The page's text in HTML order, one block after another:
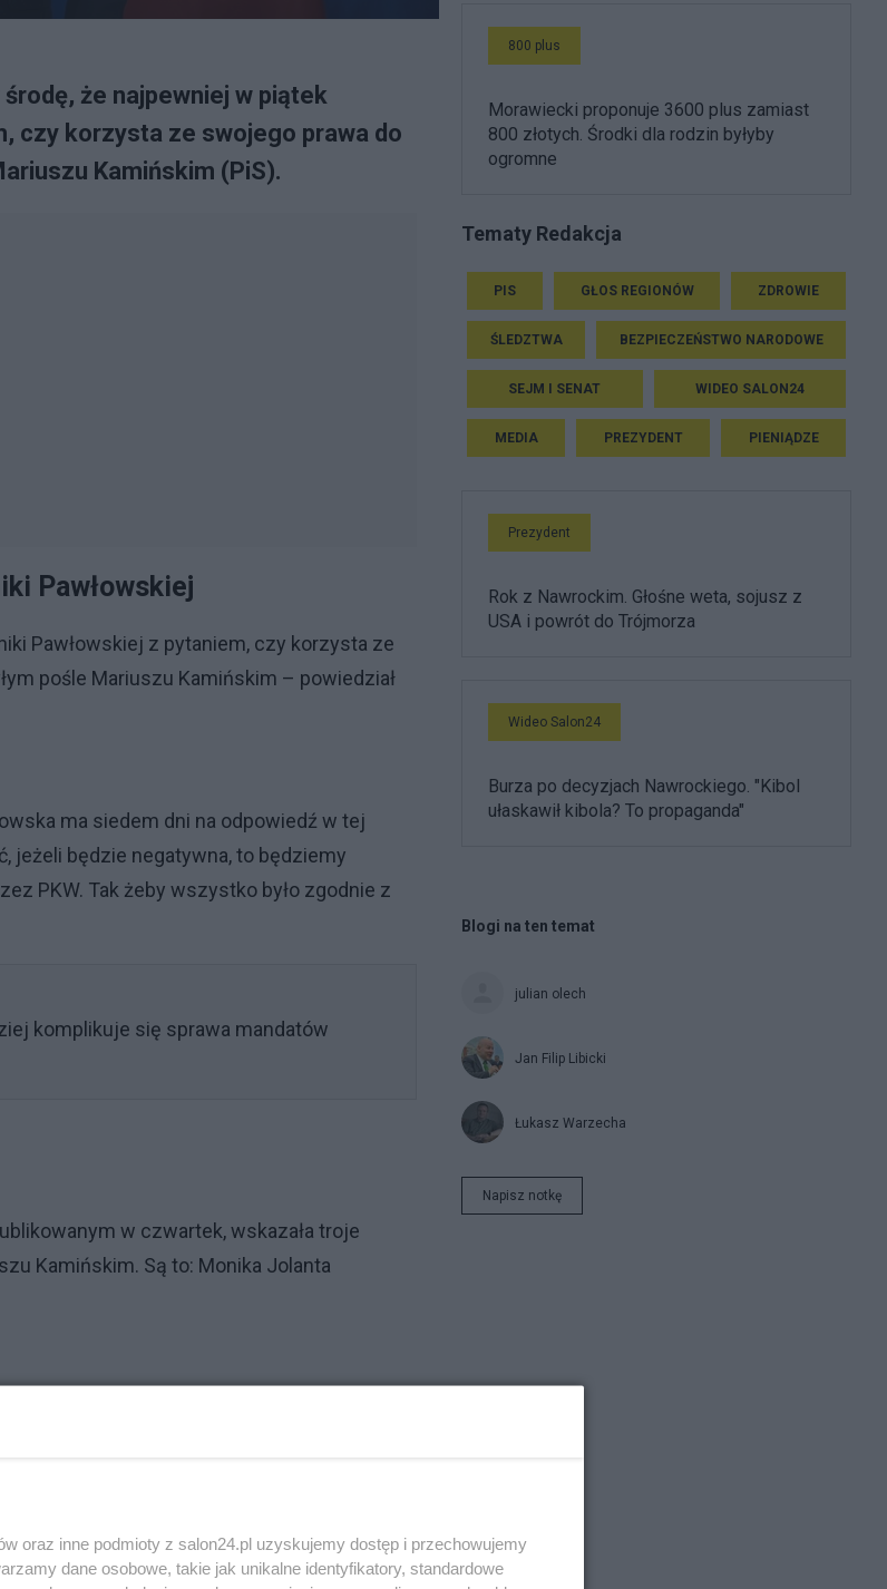
że najpewniej w piątek
czy korzysta ze swojego prawa do
Kamińskim (PiS).
Pawłowskiej
Pawłowskiej z pytaniem, czy korzysta ze
pośle Mariuszu Kamińskim – powiedział
ma siedem dni na odpowiedź w tej
jeżeli będzie negatywna, to będziemy
PKW. Tak żeby wszystko było zgodnie z
komplikuje się sprawa mandatów
w czwartek, wskazała troje
Kamińskim. Są to: Monika Jolanta
że nie jest to stanowisko „w sporze
jego obsadzenia”.
i Wąsika prawomocnie na dwa lata
z 2007 r. Dzień później marszałek
PiS.
800 plus
Morawiecki proponuje 3600 plus zamiast
800 złotych. Środki dla rodzin byłyby
ogromne
Tematy Redakcja
PIS GŁOS REGIONÓW ZDROWIE
ŚLEDZTWA BEZPIECZEŃSTWO NARODOWE
SEJM I SENAT WIDEO SALON24
MEDIA PREZYDENT PIENIĄDZE
Prezydent
Rok z Nawrockim. Głośne weta, sojusz z
USA i powrót do Trójmorza
Wideo Salon24
Burza po decyzjach Nawrockiego. "Kibol
ułaskawił kibola? To propaganda"
Blogi na ten temat
julian olech
Jan Filip Libicki
Łukasz Warzecha
Napisz notkę
oraz inne podmioty z salon24.pl uzyskujemy dostęp i przechowujemy
dane osobowe, takie jak unikalne identyfikatory, standardowe